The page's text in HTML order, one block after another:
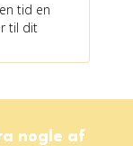
tid en
til dit
nogle af